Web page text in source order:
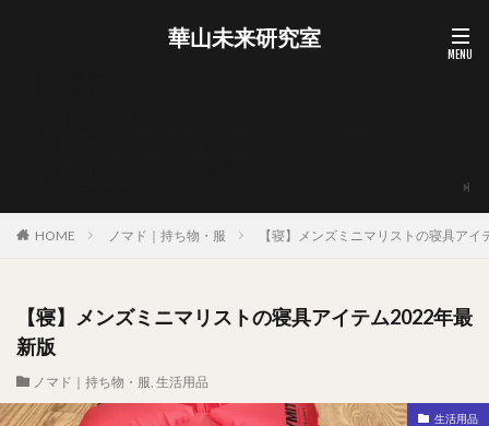
華山未来研究室
HOME ノマド｜持ち物・服 【寝】メンズミニマリストの寝具ア
【寝】メンズミニマリストの寝具アイテム2022年最
新版
ノマド｜持ち物・服, 生活用品
生活用品